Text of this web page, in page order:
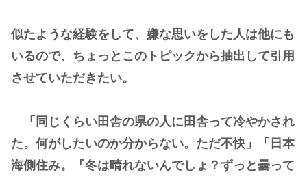
似たような経験をして、嫌な思いをした人は他にも
いるので、ちょっとこのトピックから抽出して引用
させていただきたい。
「同じくらい田舎の県の人に田舎って冷やかされ
た。何がしたいのか分からない。ただ不快」「日本
海側住み。『冬は晴れないんでしょ？ずっと曇って